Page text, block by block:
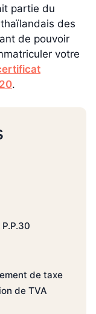
partie du
des
de pouvoir
votre
.
de taxe
de TVA